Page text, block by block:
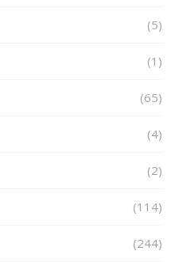
(5)
(1)
(65)
(4)
(2)
(114)
(244)